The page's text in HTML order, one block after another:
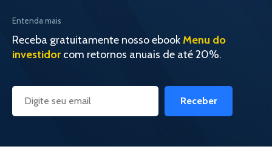
Entenda mais
Receba gratuitamente nosso ebookMenu do
investidor com retornos anuais de até 20%.
Receber